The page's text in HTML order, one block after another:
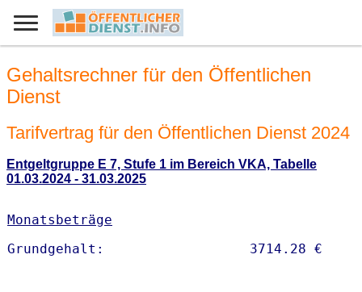
Gehaltsrechner für den Öffentlichen
Dienst
Tarifvertrag für den Öffentlichen Dienst 2024
Entgeltgruppe E 7, Stufe 1 im Bereich VKA, Tabelle
01.03.2024 - 31.03.2025
Monatsbeträge